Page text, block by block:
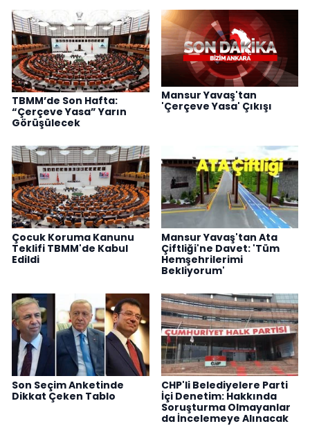
TBMM’de Son Hafta:
“Çerçeve Yasa” Yarın
Görüşülecek
Mansur Yavaş'tan
'Çerçeve Yasa' Çıkışı
Çocuk Koruma Kanunu
Teklifi TBMM'de Kabul
Edildi
Mansur Yavaş'tan Ata
Çiftliği'ne Davet: 'Tüm
Hemşehrilerimi
Bekliyorum'
Son Seçim Anketinde
Dikkat Çeken Tablo
CHP'li Belediyelere Parti
İçi Denetim: Hakkında
Soruşturma Olmayanlar
da İncelemeye Alınacak